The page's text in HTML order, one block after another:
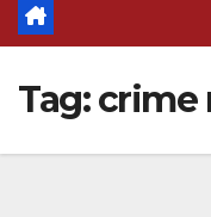
Tag:crime